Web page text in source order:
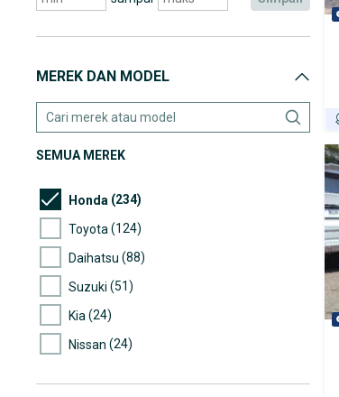
MEREK DAN MODEL
SEMUA MEREK
Honda (234)
Toyota (124)
Daihatsu (88)
Suzuki (51)
Kia (24)
Nissan (24)